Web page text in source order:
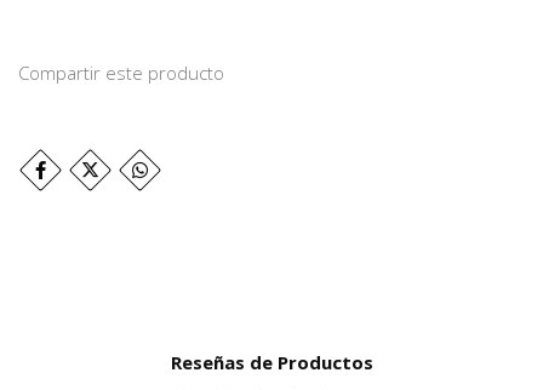
Compartir este producto
Reseñas de Productos